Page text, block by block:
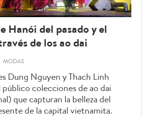
Hanói del pasado y el
de los ao dai
MODAS
Dung Nguyen y Thach Linh
colecciones de ao dai
que capturan la belleza del
de la capital vietnamita.